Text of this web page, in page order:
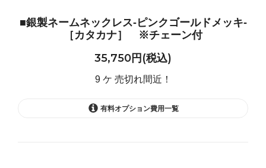
■銀製ネームネックレス-ピンクゴールドメッキ-
［カタカナ］ ※チェーン付
35,750円(税込)
9 ケ 売切れ間近！
有料オプション費用一覧